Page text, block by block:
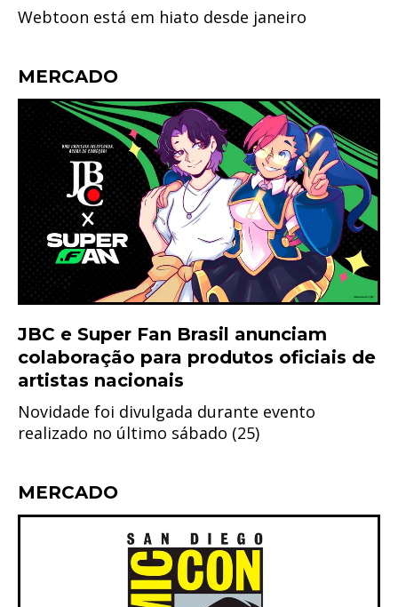
Webtoon está em hiato desde janeiro
MERCADO
JBC e Super Fan Brasil anunciam
colaboração para produtos oficiais de
artistas nacionais
Novidade foi divulgada durante evento
realizado no último sábado (25)
MERCADO